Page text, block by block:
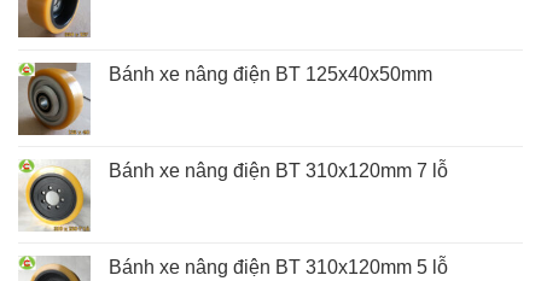
Bánh xe nâng điện BT 125x40x50mm
Bánh xe nâng điện BT 310x120mm 7 lỗ
Bánh xe nâng điện BT 310x120mm 5 lỗ